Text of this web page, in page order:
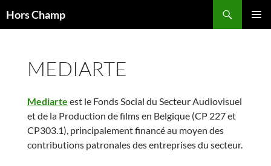
auHors Champ
MEDIARTE
Mediarte est le Fonds Social du Secteur Audiovisuel
et de la Production de films en Belgique (CP 227 et
CP303.1), principalement financé au moyen des
contributions patronales des entreprises du secteur.